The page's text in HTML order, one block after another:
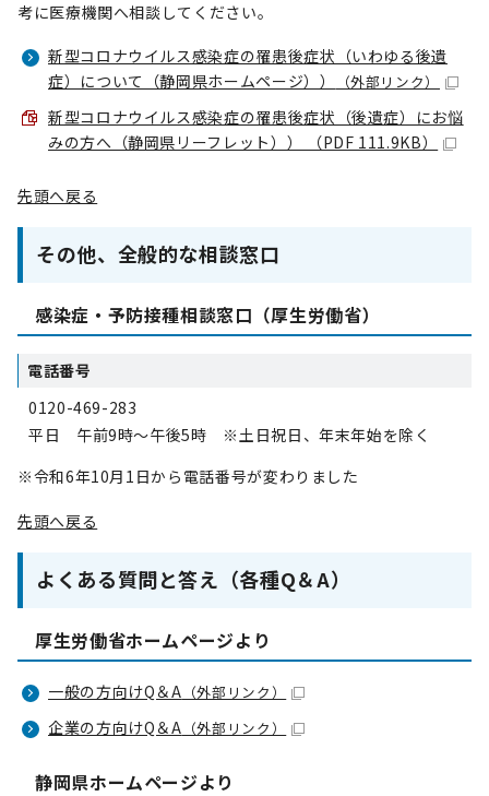
考に医療機関へ相談してください。
新型コロナウイルス感染症の罹患後症状（いわゆる後遺
症）について（静岡県ホームページ））
（外部リンク）
新型コロナウイルス感染症の罹患後症状（後遺症）にお悩
みの方へ（静岡県リーフレット）） （PDF 111.9KB）
先頭へ戻る
その他、全般的な相談窓口
感染症・予防接種相談窓口（厚生労働省）
電話番号
0120-469-283
平日 午前9時～午後5時 ※土日祝日、年末年始を除く
※令和6年10月1日から電話番号が変わりました
先頭へ戻る
よくある質問と答え（各種Q＆A）
厚生労働省ホームページより
一般の方向けQ＆A （外部リンク）
企業の方向けQ＆A （外部リンク）
静岡県ホームページより